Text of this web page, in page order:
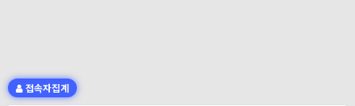
접속자집계